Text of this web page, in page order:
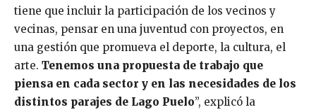
tiene que incluir la participación de los vecinos y
vecinas, pensar en una juventud con proyectos, en
una gestión que promueva el deporte, la cultura, el
arte. Tenemos una propuesta de trabajo que
piensa en cada sector y en las necesidades de los
distintos parajes de Lago Puelo”, explicó la